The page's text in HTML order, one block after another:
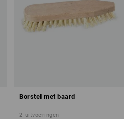
Borstel met baard
2 uitvoeringen